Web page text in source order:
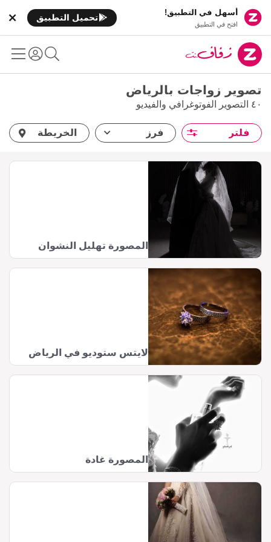
أسهل في التطبيق!
افتح في التطبيق
تحميل التطبيق
تصوير زواجات بالرياض
٤٠ التصوير الفوتوغرافي والفيديو
فلتر فرز الخريطة
المصورة تهليل النشوان
لايتس ستوديو في الرياض
المصورة غادة